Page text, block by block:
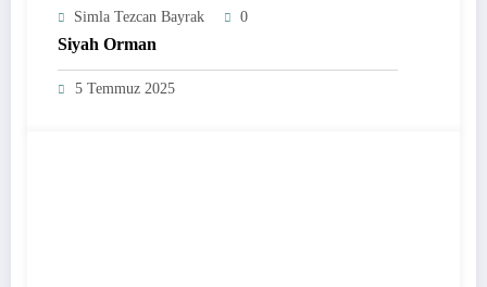
Simla Tezcan Bayrak 0
Siyah Orman
5 Temmuz 2025